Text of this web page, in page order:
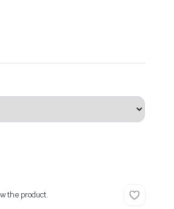
the product.